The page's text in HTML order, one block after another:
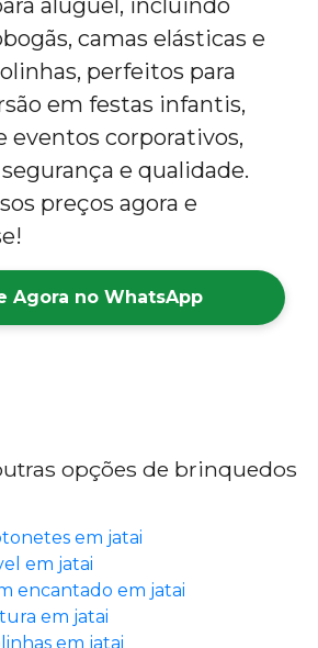
aluguel, incluindo
camas elásticas e
perfeitos para
em festas infantis,
eventos corporativos,
e qualidade.
preços agora e
Agora no WhatsApp
opções de brinquedos
em jatai
em jatai
encantado em jatai
em jatai
em jatai